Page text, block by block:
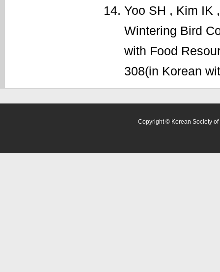
Yoo SH , Kim IK
Wintering Bird
with Food
308(in Korean
Copyright © Korean Society